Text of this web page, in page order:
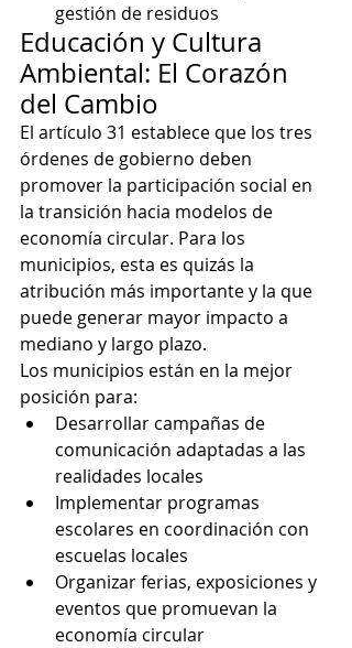
gestión de residuos
Educación y Cultura
Ambiental: El Corazón
del Cambio
El artículo 31 establece que los tres
órdenes de gobierno deben
promover la participación social en
la transición hacia modelos de
economía circular. Para los
municipios, esta es quizás la
atribución más importante y la que
puede generar mayor impacto a
mediano y largo plazo.
Los municipios están en la mejor
posición para:
Desarrollar campañas de
comunicación adaptadas a las
realidades locales
Implementar programas
escolares en coordinación con
escuelas locales
Organizar ferias, exposiciones y
eventos que promuevan la
economía circular